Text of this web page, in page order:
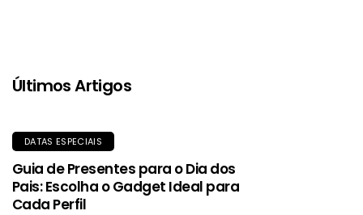
Últimos Artigos
DATAS ESPECIAIS
Guia de Presentes para o Dia dos
Pais: Escolha o Gadget Ideal para
Cada Perfil